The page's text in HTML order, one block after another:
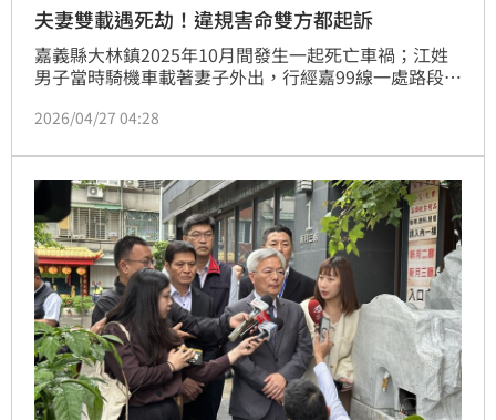
夫妻雙載遇死劫！違規害命雙方都起訴
嘉義縣大林鎮2025年10月間發生一起死亡車禍；江姓
男子當時騎機車載著妻子外出，行經嘉99線一處路段
駛的彭姓女子閃避不及，雙方猛烈對撞，江男雖然保住
定雙方都有過失，均依過失致死罪嫌將兩名騎士一併起
訴。
2026/04/27 04:28